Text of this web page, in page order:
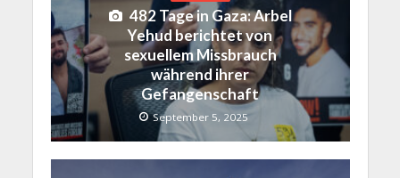
482 Tage in Gaza: Arbel
Yehud berichtet von
sexuellem Missbrauch
während ihrer
Gefangenschaft
September 5, 2025